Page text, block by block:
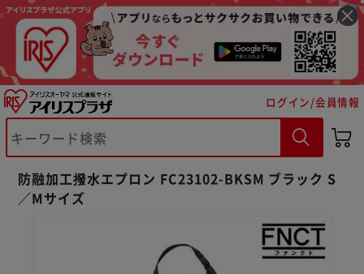
ログイン/会員情報
防融加工撥水エプロン FC23102-BKSM ブラック S
／Mサイズ
※ご確認ください